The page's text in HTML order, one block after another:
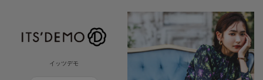
イッツデモ